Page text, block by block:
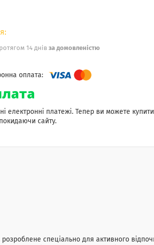
14 днів за домовленістю
електронні платежі. Тепер ви можете купити
сайту.
розроблене спеціально для активного